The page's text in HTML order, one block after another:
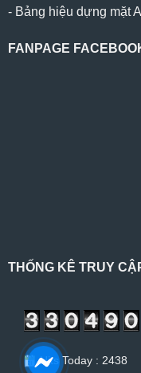
- Bảng hiệu dựng mặt
FANPAGE
THỐNG KÊ TRUY
Hits Today : 2438